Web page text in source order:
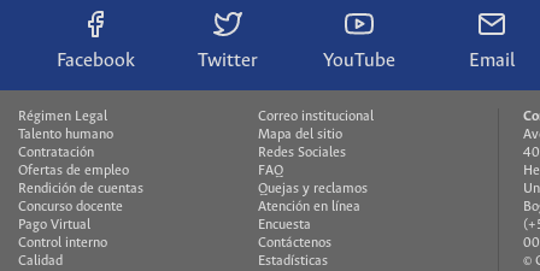
Facebook Twitter YouTube Email
Régimen Legal
Talento humano
Contratación
Ofertas de empleo
Rendición de cuentas
Concurso docente
Pago Virtual
Control interno
Calidad
Correo institucional
Mapa del sitio
Redes Sociales
FAQ
Quejas y reclamos
Atención en línea
Encuesta
Contáctenos
Estadísticas
©